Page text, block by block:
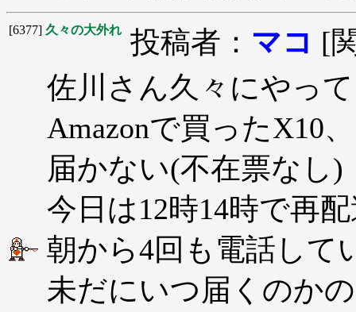
[6377] 久々の大外れ 投稿者： マコ [
佐川さん久々にやっ
Amazonで買ったX10
届かない(不在票なし)
今日は12時14時で再
朝から4回も電話して
未だにいつ届くのか